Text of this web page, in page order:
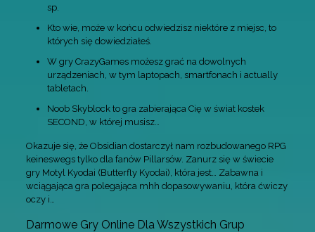
sp.
Kto wie, może w końcu odwiedzisz niektóre z miejsc, to
których się dowiedziałeś.
W gry CrazyGames możesz grać na dowolnych
urządzeniach, w tym laptopach, smartfonach i actually
tabletach.
Noob Skyblock to gra zabierająca Cię w świat kostek
SECOND, w której musisz…
Okazuje się, że Obsidian dostarczył nam rozbudowanego RPG
keineswegs tylko dla fanów Pillarsów. Zanurz się w świecie
gry Motyl Kyodai (Butterfly Kyodai), która jest… Zabawna i
wciągająca gra polegająca mhh dopasowywaniu, która ćwiczy
oczy i…
Darmowe Gry Online Dla Wszystkich Grup